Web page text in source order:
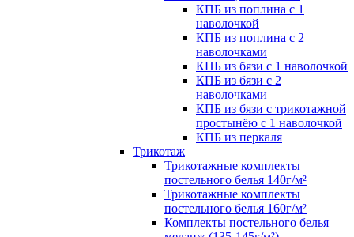
КПБ из поплина с 1
наволочкой
КПБ из поплина с 2
наволочками
КПБ из бязи с 1 наволочкой
КПБ из бязи с 2
наволочками
КПБ из бязи с трикотажной
простынёю с 1 наволочкой
КПБ из перкаля
Трикотаж
Трикотажные комплекты
постельного белья 140г/м²
Трикотажные комплекты
постельного белья 160г/м²
Комплекты постельного белья